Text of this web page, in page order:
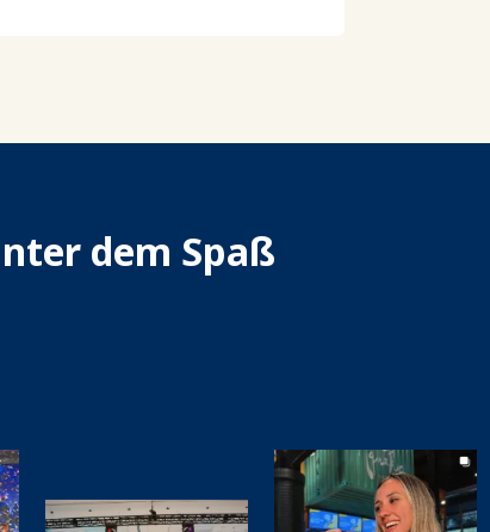
dem Spaß